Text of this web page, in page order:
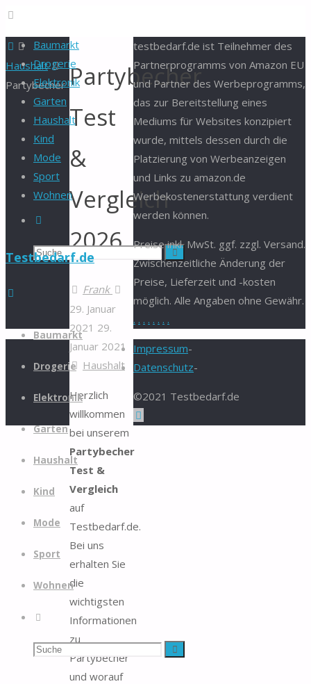
Baumarkt
Drogerie
Elektronik
Garten
Haushalt
Kind
Mode
Sport
Wohnen
Suchen Suche
Testbedarf.de
Zum
springen
Baumarkt
Drogerie
Elektronik
Garten
Haushalt
Kind
Mode
Sport
Wohnen
Suche
Suchen Suche
Start
Haushalt
Partybecher Partybecher
Test
&
Vergleich
2026
Frank
29. Januar
2021 29.
Januar 2021
Haushalt
Herzlich
willkommen
bei unserem
Partybecher
Test &
Vergleich
auf
Testbedarf.de.
Bei uns
erhalten Sie
die
wichtigsten
Informationen
zu
Partybecher
und worauf
testbedarf.de ist Teilnehmer des
Partnerprogramms von Amazon EU
und Partner des Werbeprogramms,
das zur Bereitstellung eines
Mediums für Websites konzipiert
wurde, mittels dessen durch die
Platzierung von Werbeanzeigen
und Links zu amazon.de
Werbekostenerstattung verdient
werden können.
Preise inkl. MwSt. ggf. zzgl. Versand.
Zwischenzeitliche Änderung der
Preise, Lieferzeit und -kosten
möglich. Alle Angaben ohne Gewähr.
. . . . . . . .
Impressum-
Datenschutz-
©2021 Testbedarf.de
Zurück
oben